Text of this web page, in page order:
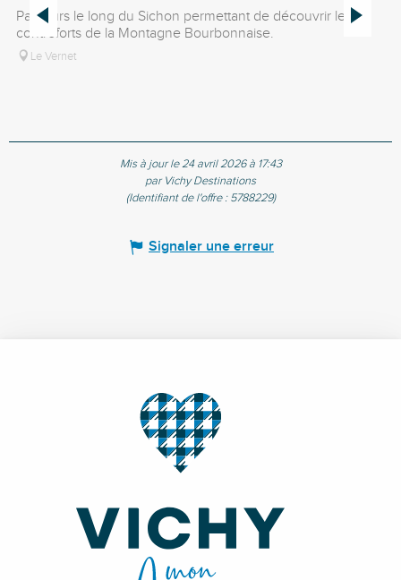
Parcours le long du Sichon permettant de découvrir les
contreforts de la Montagne Bourbonnaise.
Le Vernet
Mis à jour le 24 avril 2026 à 17:43
par Vichy Destinations
(Identifiant de l'offre : 5788229)
Signaler une erreur